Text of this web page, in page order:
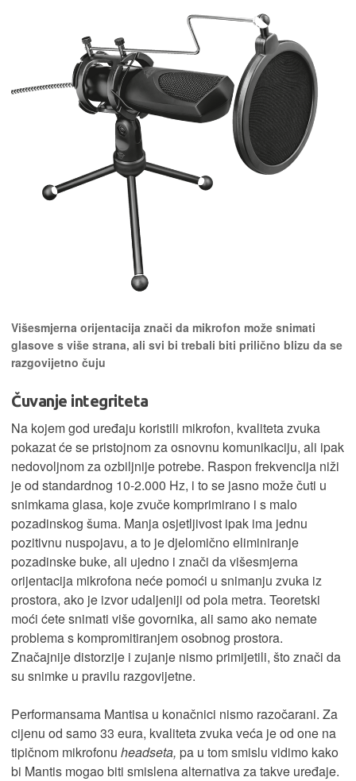
Višesmjerna orijentacija znači da mikrofon može snimati
glasove s više strana, ali svi bi trebali biti prilično blizu da se
razgovijetno čuju
Čuvanje integriteta
Na kojem god uređaju koristili mikrofon, kvaliteta zvuka
pokazat će se pristojnom za osnovnu komunikaciju, ali ipak
nedovoljnom za ozbiljnije potrebe. Raspon frekvencija niži
je od standardnog 10-2.000 Hz, i to se jasno može čuti u
snimkama glasa, koje zvuče komprimirano i s malo
pozadinskog šuma. Manja osjetljivost ipak ima jednu
pozitivnu nuspojavu, a to je djelomično eliminiranje
pozadinske buke, ali ujedno i znači da višesmjerna
orijentacija mikrofona neće pomoći u snimanju zvuka iz
prostora, ako je izvor udaljeniji od pola metra. Teoretski
moći ćete snimati više govornika, ali samo ako nemate
problema s kompromitiranjem osobnog prostora.
Značajnije distorzije i zujanje nismo primijetili, što znači da
su snimke u pravilu razgovijetne.
Performansama Mantisa u konačnici nismo razočarani. Za
cijenu od samo 33 eura, kvaliteta zvuka veća je od one na
tipičnom mikrofonu headseta, pa u tom smislu vidimo kako
bi Mantis mogao biti smislena alternativa za takve uređaje.